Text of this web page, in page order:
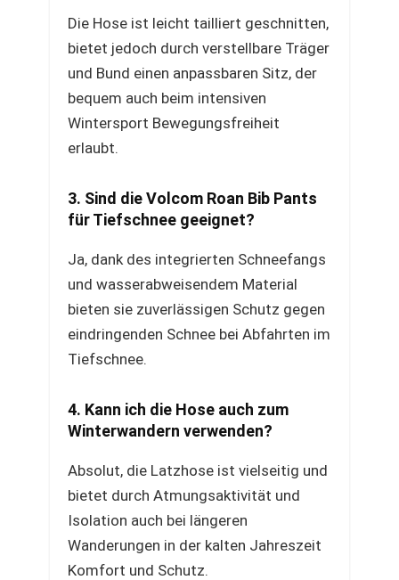
Die Hose ist leicht tailliert geschnitten,
bietet jedoch durch verstellbare Träger
und Bund einen anpassbaren Sitz, der
bequem auch beim intensiven
Wintersport Bewegungsfreiheit
erlaubt.
3. Sind die Volcom Roan Bib Pants
für Tiefschnee geeignet?
Ja, dank des integrierten Schneefangs
und wasserabweisendem Material
bieten sie zuverlässigen Schutz gegen
eindringenden Schnee bei Abfahrten im
Tiefschnee.
4. Kann ich die Hose auch zum
Winterwandern verwenden?
Absolut, die Latzhose ist vielseitig und
bietet durch Atmungsaktivität und
Isolation auch bei längeren
Wanderungen in der kalten Jahreszeit
Komfort und Schutz.